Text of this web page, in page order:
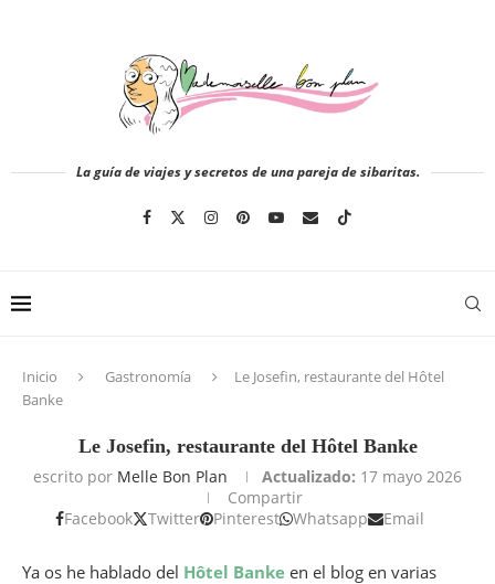
La guía de viajes y secretos de una pareja de sibaritas.
Inicio Gastronomía
Le Josefin, restaurante del Hôtel
Banke
Le Josefin, restaurante del Hôtel Banke
escrito por Melle Bon Plan Actualizado: 17 mayo 2026
Compartir
Facebook
Twitter Pinterest Whatsapp Email
Ya os he hablado del Hôtel Banke en el blog en varias